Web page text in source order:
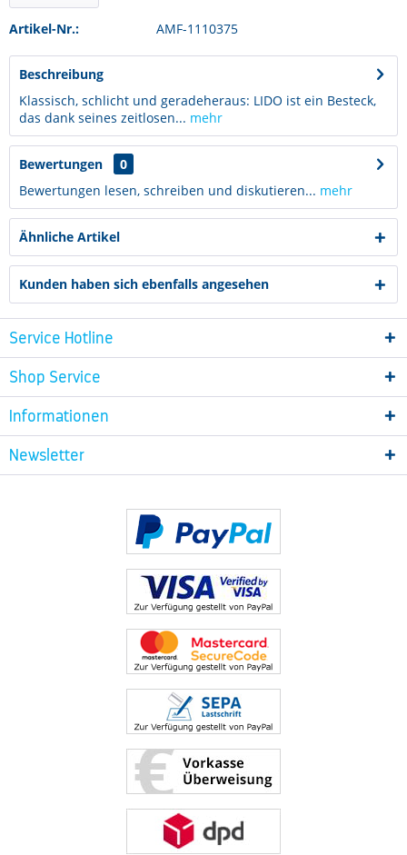
Artikel-Nr.: AMF-1110375
Beschreibung
Klassisch, schlicht und geradeheraus: LIDO ist ein Besteck,
das dank seines zeitlosen... mehr
Bewertungen
0
Bewertungen lesen, schreiben und diskutieren... mehr
Ähnliche Artikel
Kunden haben sich ebenfalls angesehen
Service Hotline
Shop Service
Informationen
Newsletter